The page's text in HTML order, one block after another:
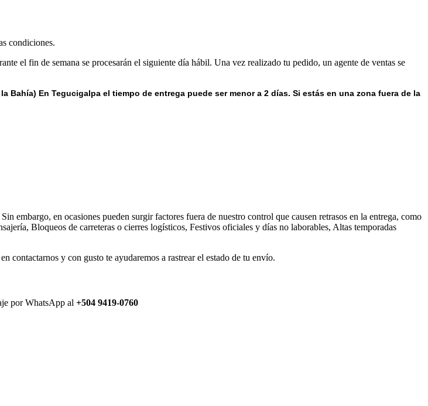
condiciones.
el fin de semana se procesarán el siguiente día hábil. Una vez realizado tu pedido, un agente de ventas se
Bahía) En Tegucigalpa el tiempo de entrega puede ser menor a 2 días. Si estás en una zona fuera de la
embargo, en ocasiones pueden surgir factores fuera de nuestro control que causen retrasos en la entrega, como
Bloqueos de carreteras o cierres logísticos, Festivos oficiales y días no laborables, Altas temporadas
contactarnos y con gusto te ayudaremos a rastrear el estado de tu envío.
por WhatsApp al +504 9419-0760